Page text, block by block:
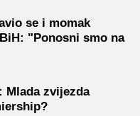
se i momak
"Ponosni smo na
Mlada zvijezda